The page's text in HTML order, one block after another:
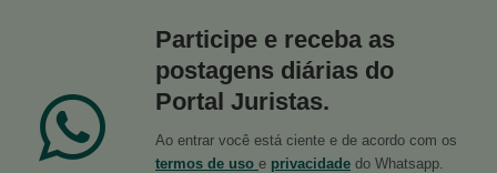
Participe e receba as
postagens diárias do
Portal Juristas.
Ao entrar você está ciente e de acordo com os
termos de uso e privacidade do Whatsapp.